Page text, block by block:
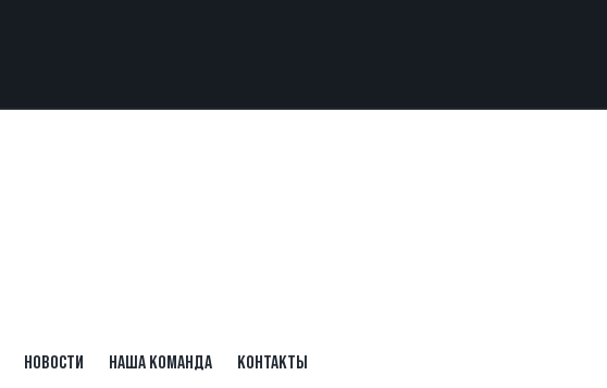
НОВОСТИ НАША КОМАНДА КОНТАКТЫ